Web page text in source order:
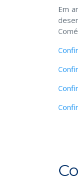
Em